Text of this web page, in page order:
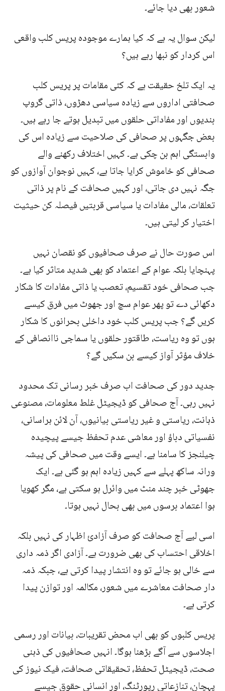
شعور بھی دیا جائے۔
لیکن سوال یہ ہے کہ کیا ہمارے موجودہ پریس کلب واقعی
اس کردار کو نبھا رہے ہیں؟
یہ ایک تلخ حقیقت ہے کہ کئی مقامات پر پریس کلب
صحافتی اداروں سے زیادہ سیاسی دھڑوں، ذاتی گروپ
بندیوں اور مفاداتی حلقوں میں تبدیل ہوتے جا رہے ہیں۔
بعض جگہوں پر صحافی کی صلاحیت سے زیادہ اس کی
وابستگی اہم بن چکی ہے۔ کہیں اختلاف رکھنے والے
صحافی کو خاموش کرایا جاتا ہے، کہیں نوجوان آوازوں کو
جگہ نہیں دی جاتی، اور کہیں صحافت کے نام پر ذاتی
تعلقات، مالی مفادات یا سیاسی قربتیں فیصلہ کن حیثیت
اختیار کر لیتی ہیں۔
اس صورت حال نے صرف صحافیوں کو نقصان نہیں
پہنچایا بلکہ عوام کے اعتماد کو بھی شدید متاثر کیا ہے۔
جب صحافی خود تقسیم، تعصب یا ذاتی مفادات کا شکار
دکھائی دے تو پھر عوام سچ اور جھوٹ میں فرق کیسے
کریں گے؟ جب پریس کلب خود داخلی بحرانوں کا شکار
ہوں تو وہ ریاست، طاقتور حلقوں یا سماجی ناانصافی کے
خلاف مؤثر آواز کیسے بن سکیں گے؟
جدید دور کی صحافت اب صرف خبر رسانی تک محدود
نہیں رہی۔ آج صحافی کو ڈیجیٹل غلط معلومات، مصنوعی
ذہانت، ریاستی و غیر ریاستی بیانیوں، آن لائن ہراسانی،
نفسیاتی دباؤ اور معاشی عدم تحفظ جیسے پیچیدہ
چیلنجز کا سامنا ہے۔ ایسے وقت میں صحافی کی پیشہ
ورانہ ساکھ پہلے سے کہیں زیادہ اہم ہو گئی ہے۔ ایک
جھوٹی خبر چند منٹ میں وائرل ہو سکتی ہے، مگر کھویا
ہوا اعتماد برسوں میں بھی بحال نہیں ہوتا۔
اسی لیے آج صحافت کو صرف آزادیٔ اظہار کی نہیں بلکہ
اخلاقی احتساب کی بھی ضرورت ہے۔ آزادی اگر ذمہ داری
سے خالی ہو جائے تو وہ انتشار پیدا کرتی ہے، جبکہ ذمہ
دار صحافت معاشرے میں شعور، مکالمہ اور توازن پیدا
کرتی ہے۔
پریس کلبوں کو بھی اب محض تقریبات، بیانات اور رسمی
اجلاسوں سے آگے بڑھنا ہوگا۔ انہیں صحافیوں کی ذہنی
صحت، ڈیجیٹل تحفظ، تحقیقاتی صحافت، فیک نیوز کی
پہچان، تنازعاتی رپورٹنگ، اور انسانی حقوق جیسے